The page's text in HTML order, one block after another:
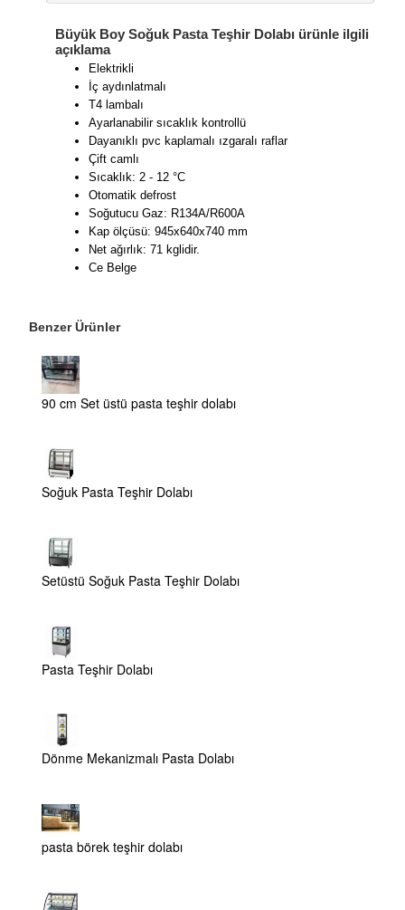
Büyük Boy Soğuk Pasta Teşhir Dolabı ürünle ilgili
açıklama
Elektrikli
İç aydınlatmalı
T4 lambalı
Ayarlanabilir sıcaklık kontrollü
Dayanıklı pvc kaplamalı ızgaralı raflar
Çift camlı
Sıcaklık: 2 - 12 °C
Otomatik defrost
Soğutucu Gaz: R134A/R600A
Kap ölçüsü: 945x640x740 mm
Net ağırlık: 71 kglidir.
Ce Belge
Benzer Ürünler
90 cm Set üstü pasta teşhir dolabı
Soğuk Pasta Teşhir Dolabı
Setüstü Soğuk Pasta Teşhir Dolabı
Pasta Teşhir Dolabı
Dönme Mekanizmalı Pasta Dolabı
pasta börek teşhir dolabı